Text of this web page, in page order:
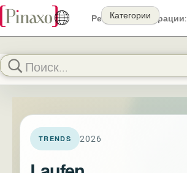
Режим демонстрации:
Категории
TRENDS 2026